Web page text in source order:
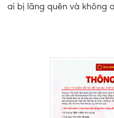
ai bị lãng quên và không